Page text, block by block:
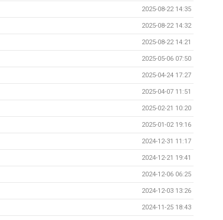
2025-08-22 14:35
2025-08-22 14:32
2025-08-22 14:21
2025-05-06 07:50
2025-04-24 17:27
2025-04-07 11:51
2025-02-21 10:20
2025-01-02 19:16
2024-12-31 11:17
2024-12-21 19:41
2024-12-06 06:25
2024-12-03 13:26
2024-11-25 18:43